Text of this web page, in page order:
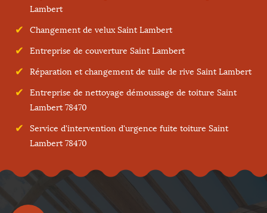
Lambert
Changement de velux Saint Lambert
Entreprise de couverture Saint Lambert
Réparation et changement de tuile de rive Saint Lambert
Entreprise de nettoyage démoussage de toiture Saint
Lambert 78470
Service d'intervention d'urgence fuite toiture Saint
Lambert 78470